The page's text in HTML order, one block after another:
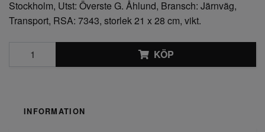
Stockholm, Utst: Överste G. Åhlund, Bransch: Järnväg,
Transport, RSA: 7343, storlek 21 x 28 cm, vikt.
KÖP
INFORMATION